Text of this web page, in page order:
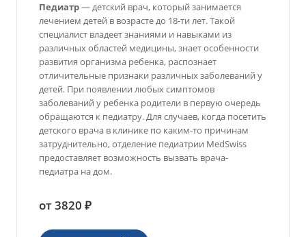
Педиатр— детский врач, который занимается
лечением детей в возрасте до 18-ти лет. Такой
специалист владеет знаниями и навыками из
различных областей медицины, знает особенности
развития организма ребенка, распознает
отличительные признаки различных заболеваний у
детей. При появлении любых симптомов
заболеваний у ребенка родители в первую очередь
обращаются к педиатру. Для случаев, когда посетить
детского врача в клинике по каким-то причинам
затруднительно, отделение педиатрии MedSwiss
предоставляет возможность вызвать врача-
педиатра на дом.
от 3820 ₽